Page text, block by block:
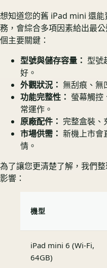
想知道您的舊 iPad mini 還能
務，會綜合多項因素給出最
個主要關鍵：
型號與儲存容量： 型號
好。
外觀狀況： 無刮痕、無
功能完整性： 螢幕觸控
常運作。
原廠配件： 完整盒裝、
市場供需： 新機上市會
情。
為了讓您更清楚了解，我們
影響：
機型
iPad mini 6 (Wi-Fi,
64GB)